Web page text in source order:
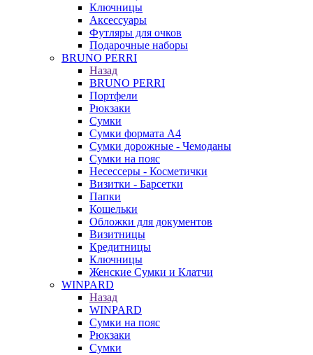
Ключницы
Аксессуары
Футляры для очков
Подарочные наборы
BRUNO PERRI
Назад
BRUNO PERRI
Портфели
Рюкзаки
Сумки
Сумки формата А4
Сумки дорожные - Чемоданы
Сумки на пояс
Несессеры - Косметички
Визитки - Барсетки
Папки
Кошельки
Обложки для документов
Визитницы
Кредитницы
Ключницы
Женские Сумки и Клатчи
WINPARD
Назад
WINPARD
Сумки на пояс
Рюкзаки
Сумки